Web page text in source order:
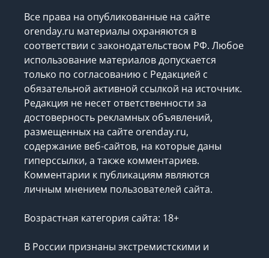
Все права на опубликованные на сайте
orenday.ru материалы охраняются в
соответствии с законодательством РФ. Любое
использование материалов допускается
только по согласованию с Редакцией с
обязательной активной ссылкой на источник.
Редакция не несет ответственности за
достоверность рекламных объявлений,
размещенных на сайте orenday.ru,
содержание веб-сайтов, на которые даны
гиперссылки, а также комментариев.
Комментарии к публикациям являются
личным мнением пользователей сайта.
Возрастная категория сайта: 18+
В России признаны экстремистскими и